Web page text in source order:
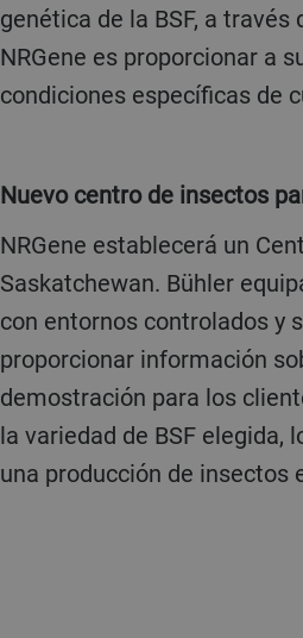
genética de la BSF, a
NRGene es proporcionar a
condiciones específicas de
Nuevo centro de insectos
NRGene establecerá un Centro de Insectos para Norteamérica en su filial canadiense de
Saskatchewan. Bühler
con entornos controlados y
proporcionar información
demostración para los
la variedad de BSF
una producción de